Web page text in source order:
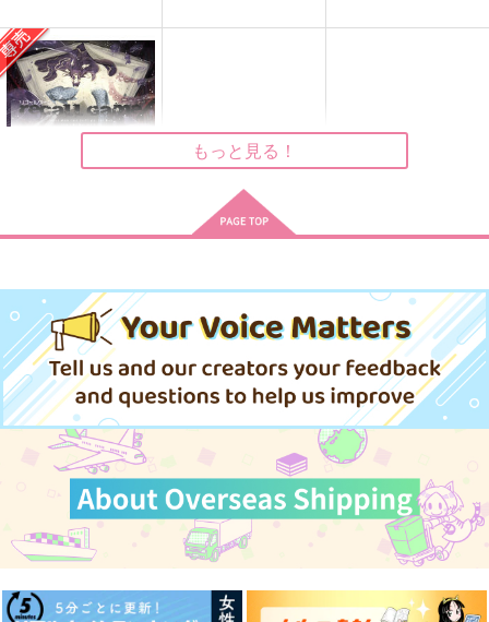
ニュータウンRPG
472円（税込）
マレウス×イデア
サンプル サンプル
作品詳細
拙者の召喚獣がこんな
サンプル
ピクニックの耐えられ
ニュータウンRPG
590円（税込）
マレウス×イデア
こどもの王国
犬小屋
1,100円（税込）
そこそこ明るい家族計
画
ムッ天下！
550円（税込）
イデア×アズール
はらぺこっぷす
専売 715 （税込）
その他
イデア×マレウス
サンプル
カート
もっと見る！